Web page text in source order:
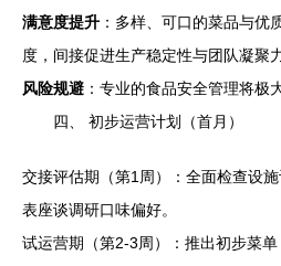
满意度提升 ：多样、可口的菜品与优
度，间接促进生产稳定性与团队凝聚力
风险规避 ：专业的食品安全管理将极
四、 初步运营计划（首月）
交接评估期（第1周）：全面检查设
表座谈调研口味偏好。
试运营期（第2-3周）：推出初步菜